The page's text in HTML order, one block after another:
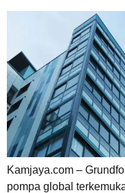
Kamjaya.com –
pompa global